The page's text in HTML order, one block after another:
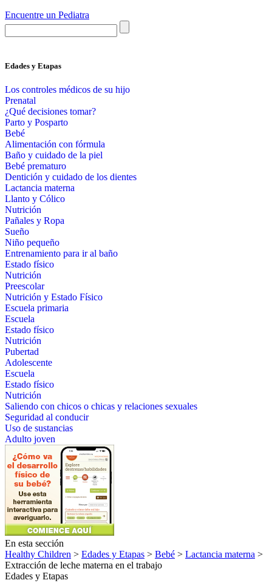
Encuentre un Pediatra
Edades y Etapas
Los controles médicos de su hijo
Prenatal
¿Qué decisiones tomar?
Parto y Posparto
Bebé
Alimentación con fórmula
Baño y cuidado de la piel
Bebé prematuro
Dentición y cuidado de los dientes
Lactancia materna
Llanto y Cólico
Nutrición
Pañales y Ropa
Sueño
Niño pequeño
Entrenamiento para ir al baño
Estado físico
Nutrición
Preescolar
Nutrición y Estado Físico
Escuela primaria
Escuela
Estado físico
Nutrición
Pubertad
Adolescente
Escuela
Estado físico
Nutrición
Saliendo con chicos o chicas y relaciones sexuales
Seguridad al conducir
Uso de sustancias
Adulto joven
En esta sección
Healthy Children > Edades y Etapas > Bebé > Lactancia materna >
Extracción de leche materna en el trabajo
Edades y Etapas